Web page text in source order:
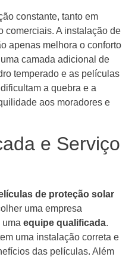
constante, tanto em
comerciais. A instalação de
apenas melhora o conforto
camada adicional de
temperado e as películas
a quebra e a
aos moradores e
e Serviço
de proteção solar
uma empresa
equipe qualificada.
uma instalação correta e
das películas. Além